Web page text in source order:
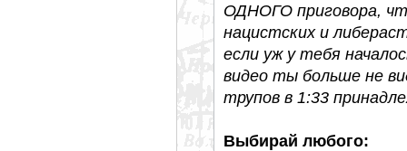
ОДНОГО приговора,
нацистских и
если уж у тебя
видео ты больше не
трупов в 1:33
Выбирай любого: